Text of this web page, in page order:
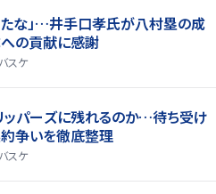
たな」…井手口孝氏が八村塁の成
の貢献に感謝
バスケ
パーズに残れるのか…待ち受け
争いを徹底整理
バスケ